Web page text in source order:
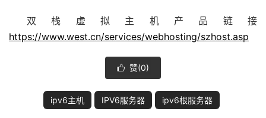
双栈虚拟主机产品链接
https://www.west.cn/services/webhosting/szhost.asp
 赞(0)
ipv6主机 IPV6服务器 ipv6根服务器